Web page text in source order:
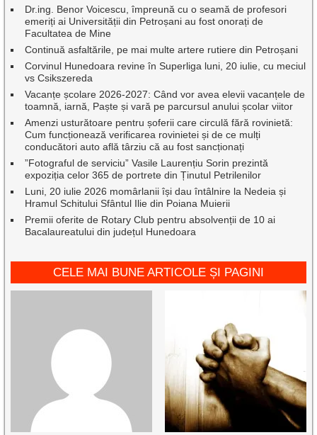
Dr.ing. Benor Voicescu, împreună cu o seamă de profesori
emeriți ai Universității din Petroșani au fost onorați de
Facultatea de Mine
Continuă asfaltările, pe mai multe artere rutiere din Petroșani
Corvinul Hunedoara revine în Superliga luni, 20 iulie, cu meciul
vs Csikszereda
Vacanțe școlare 2026-2027: Când vor avea elevii vacanțele de
toamnă, iarnă, Paște și vară pe parcursul anului școlar viitor
Amenzi usturătoare pentru șoferii care circulă fără rovinietă:
Cum funcționează verificarea rovinietei și de ce mulți
conducători auto află târziu că au fost sancționați
”Fotograful de serviciu” Vasile Laurențiu Sorin prezintă
expoziția celor 365 de portrete din Ținutul Petrilenilor
Luni, 20 iulie 2026 momârlanii își dau întâlnire la Nedeia și
Hramul Schitului Sfântul Ilie din Poiana Muierii
Premii oferite de Rotary Club pentru absolvenții de 10 ai
Bacalaureatului din județul Hunedoara
CELE MAI BUNE ARTICOLE ȘI PAGINI